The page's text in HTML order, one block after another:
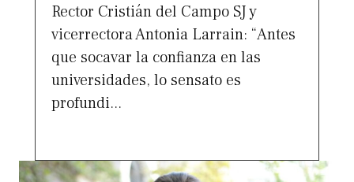
Rector Cristián del Campo SJ y
vicerrectora Antonia Larrain: “Antes
que socavar la confianza en las
universidades, lo sensato es
profundi...